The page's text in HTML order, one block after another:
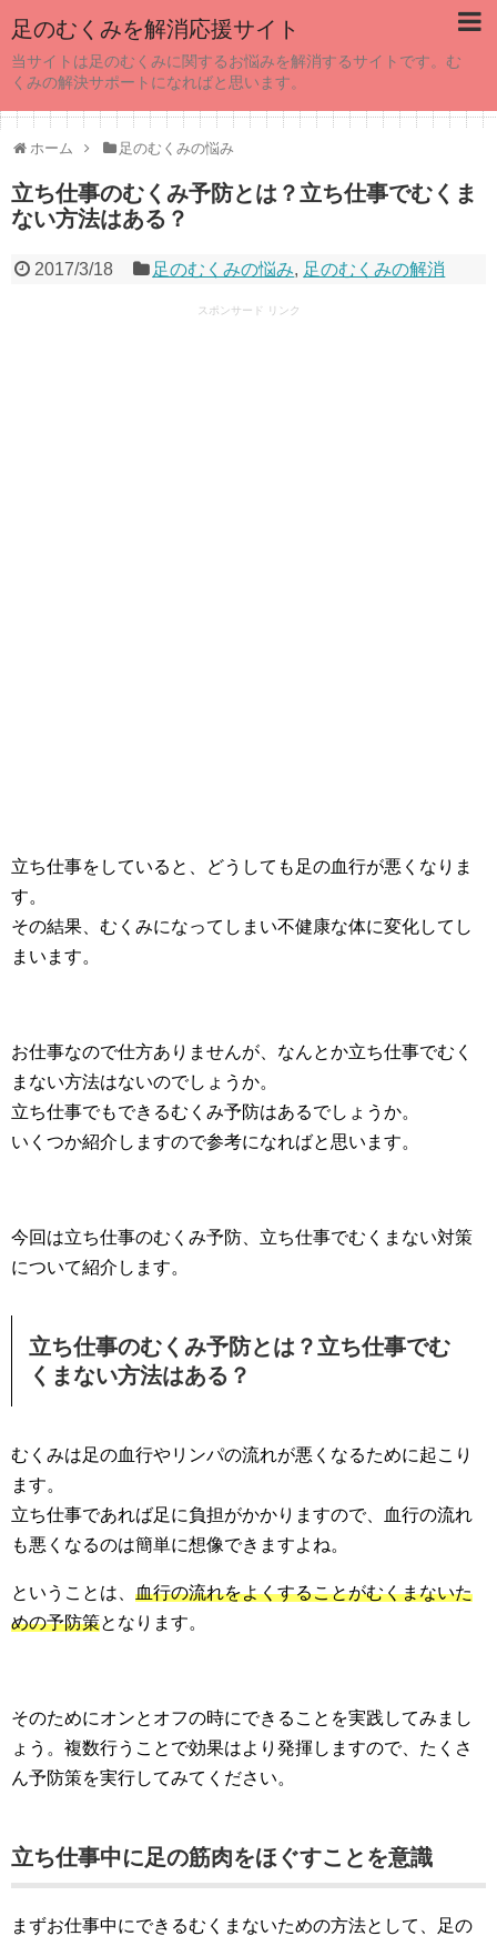
足のむくみを解消応援サイト
当サイトは足のむくみに関するお悩みを解消するサイトです。む
くみの解決サポートになればと思います。
ホーム 足のむくみの悩み
立ち仕事のむくみ予防とは？立ち仕事でむくま
ない方法はある？
2017/3/18 足のむくみの悩み, 足のむくみの解消
スポンサード リンク
立ち仕事をしていると、どうしても足の血行が悪くなりま
す。
その結果、むくみになってしまい不健康な体に変化してし
まいます。
お仕事なので仕方ありませんが、なんとか立ち仕事でむく
まない方法はないのでしょうか。
立ち仕事でもできるむくみ予防はあるでしょうか。
いくつか紹介しますので参考になればと思います。
今回は立ち仕事のむくみ予防、立ち仕事でむくまない対策
について紹介します。
立ち仕事のむくみ予防とは？立ち仕事でむ
くまない方法はある？
むくみは足の血行やリンパの流れが悪くなるために起こり
ます。
立ち仕事であれば足に負担がかかりますので、血行の流れ
も悪くなるのは簡単に想像できますよね。
ということは、 血行の流れをよくすることがむくまないた
めの予防策となります。
そのためにオンとオフの時にできることを実践してみまし
ょう。複数行うことで効果はより発揮しますので、たくさ
ん予防策を実行してみてください。
立ち仕事中に足の筋肉をほぐすことを意識
まずお仕事中にできるむくまないための方法として、足の